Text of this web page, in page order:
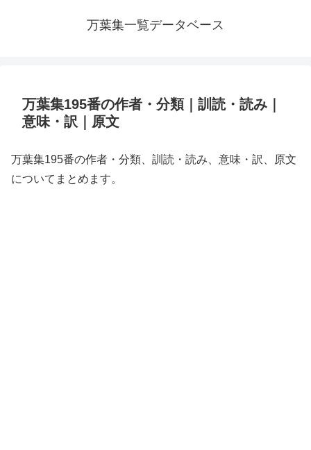
万葉集一覧データベース
万葉集195番の作者・分類｜訓読・読み｜
意味・訳｜原文
万葉集195番の作者・分類、訓読・読み、意味・訳、原文
についてまとめます。